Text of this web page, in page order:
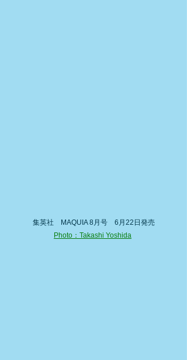
集英社　MAQUIA 8月号　6月22日発売
Photo：Takashi Yoshida